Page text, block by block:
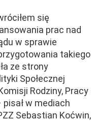
się
prac nad
w sprawie
takiego
ze strony
Społecznej
Rodziny, Pracy
pisał w mediach
Sebastian Koćwin,